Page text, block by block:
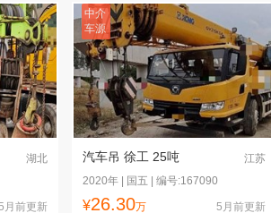
湖北
月前更新
中介
车源
汽车吊 徐工 25吨
江苏
2020年 | 国五 | 编号:167090
¥26.30万 5月前更新